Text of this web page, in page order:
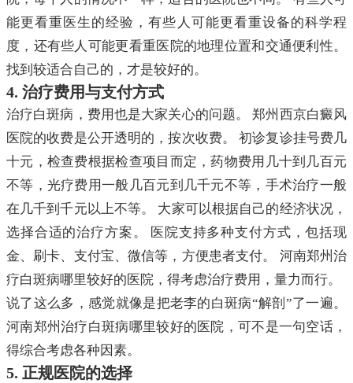
能更看重医生的经验，有些人可能更看重设备的科学程
度，还有些人可能更看重医院的地理位置和交通便利性。
找到较适合自己的，才是较好的。
4. 治疗费用与支付方式
治疗白斑病，费用也是大家关心的问题。 郑州西京白癜风
医院的收费是公开透明的，按次收费。 初诊复诊挂号费几
十元，检查费根据检查项目而定，药物费用几十到几百元
不等，光疗费用一般几百元到几千元不等，手术治疗一般
在几千到千元以上不等。 大家可以根据自己的经济状况，
选择合适的治疗方案。 医院支持多种支付方式，包括现
金、刷卡、支付宝、微信等，方便患者支付。 河南郑州治
疗白斑病哪里较好的医院，得考虑治疗费用，量力而行。
说了这么多，感觉就像是把老李的白斑病“解剖”了一遍。
河南郑州治疗白斑病哪里较好的医院，可不是一句空话，
得综合考虑各种因素。
5. 正规医院的选择